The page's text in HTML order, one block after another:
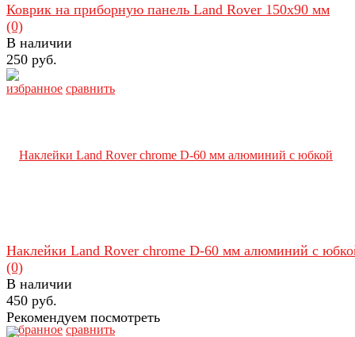
избранное сравнить
Коврик на приборную панель Land Rover 150х90 мм
(0)
В наличии
250 руб.
избранное сравнить
Наклейки Land Rover chrome D-60 мм алюминий с
(0)
В наличии
450 руб.
Рекомендуем посмотреть